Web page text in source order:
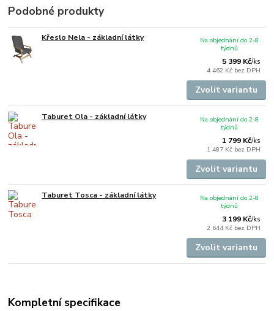
Podobné produkty
Křeslo Nela - základní látky
5 399 Kč/ks
4 462 Kč bez DPH
Na objednání do 2-8
týdnů
Zvolit variantu
Taburet Ola - základní látky
1 799 Kč/ks
1 487 Kč bez DPH
Na objednání do 2-8
týdnů
Zvolit variantu
Taburet Tosca - základní látky
3 199 Kč/ks
2 644 Kč bez DPH
Na objednání do 2-8
týdnů
Zvolit variantu
Kompletní specifikace